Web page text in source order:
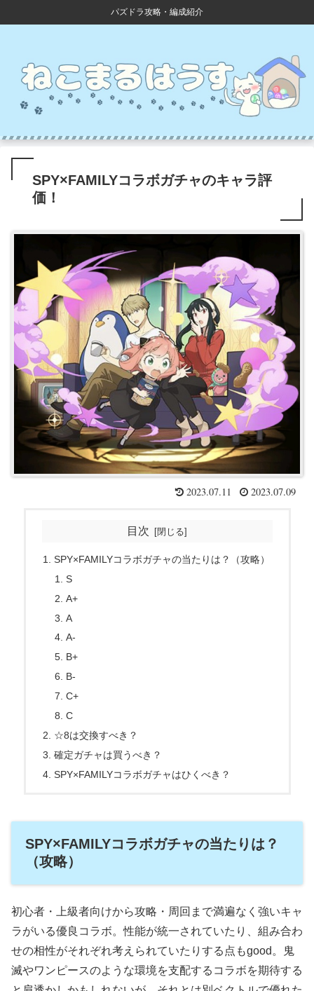
パズドラ攻略・編成紹介
SPY×FAMILYコラボガチャのキャラ評
価！
2023.07.11 2023.07.09
目次
SPY×FAMILYコラボガチャの当たりは？（攻略）
S
A+
A
A-
B+
B-
C+
C
☆8は交換すべき？
確定ガチャは買うべき？
SPY×FAMILYコラボガチャはひくべき？
SPY×FAMILYコラボガチャの当たりは？
（攻略）
初心者・上級者向けから攻略・周回まで満遍なく強いキャ
ラがいる優良コラボ。性能が統一されていたり、組み合わ
せの相性がそれぞれ考えられていたりする点もgood。鬼
滅やワンピースのような環境を支配するコラボを期待する